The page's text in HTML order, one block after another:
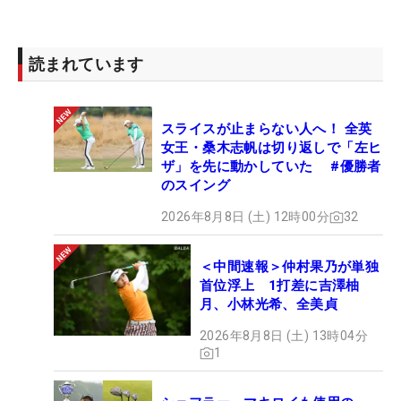
「一番何でも気にせず相談できるのは、今のコーチ
であるガレス・ジョーンズさん。10年ぐらいの付き
合いになりますけど、コーチとしてではなくて、一
人の人間として相談ができて、励ましてくれる。お
互い年齢とか立場とか関係なく話せる“お父さん”み
にさせてくれる」。約10年の信頼関係が、苦しい時
期を支えてきた。
昨年は23試合でトップ10入り10回。優勝争いも経
験したが、あと一歩届かなかった。悔しい経験から
得た、考え方があった。以前であれば、首位で迎え
た最終日の前日などに「あしたすごく勝ちたいな、
読まれています
スライスが止まらない人へ！ 全英
女王・桑木志帆は切り返しで「左ヒ
ザ」を先に動かしていた #優勝者
のスイング
2026年8月8日 (土) 12時00分 32
＜中間速報＞仲村果乃が単独
首位浮上 1打差に吉澤柚
月、小林光希、全美貞
2026年8月8日 (土) 13時04分
1